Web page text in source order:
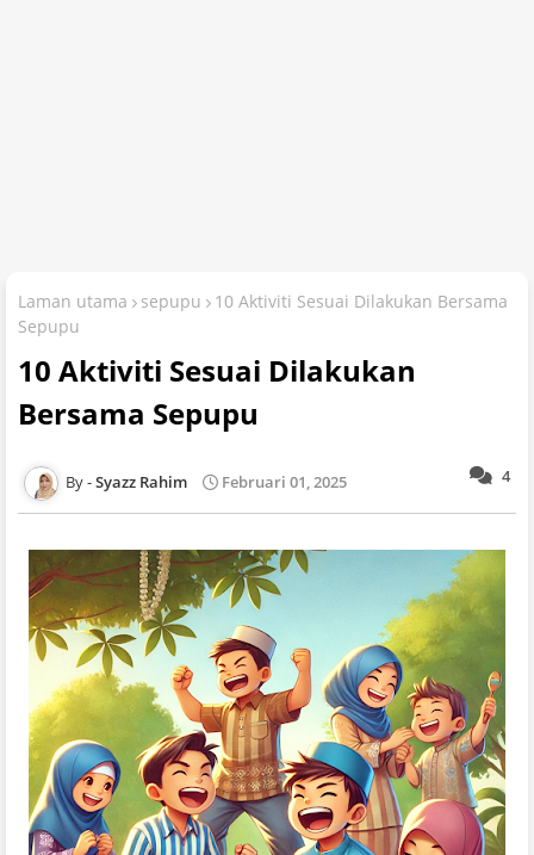
Laman utama sepupu
10 Aktiviti Sesuai Dilakukan Bersama
Sepupu
10 Aktiviti Sesuai Dilakukan
Bersama Sepupu
4
Syazz Rahim Februari 01, 2025